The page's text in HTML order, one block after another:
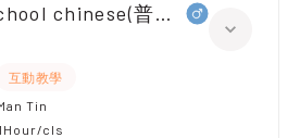
chinese(普通話)
互動教學
Tin
cls